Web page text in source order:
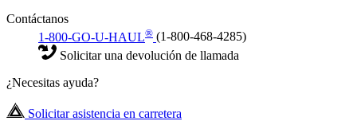
Contáctanos
1-800-GO-U-HAUL® (1-800-468-4285)
Solicitar una devolución de llamada
¿Necesitas ayuda?
Solicitar asistencia en carretera